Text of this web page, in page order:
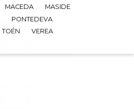
MACEDA
MASIDE
PONTEDEVA
TOÉN
VEREA